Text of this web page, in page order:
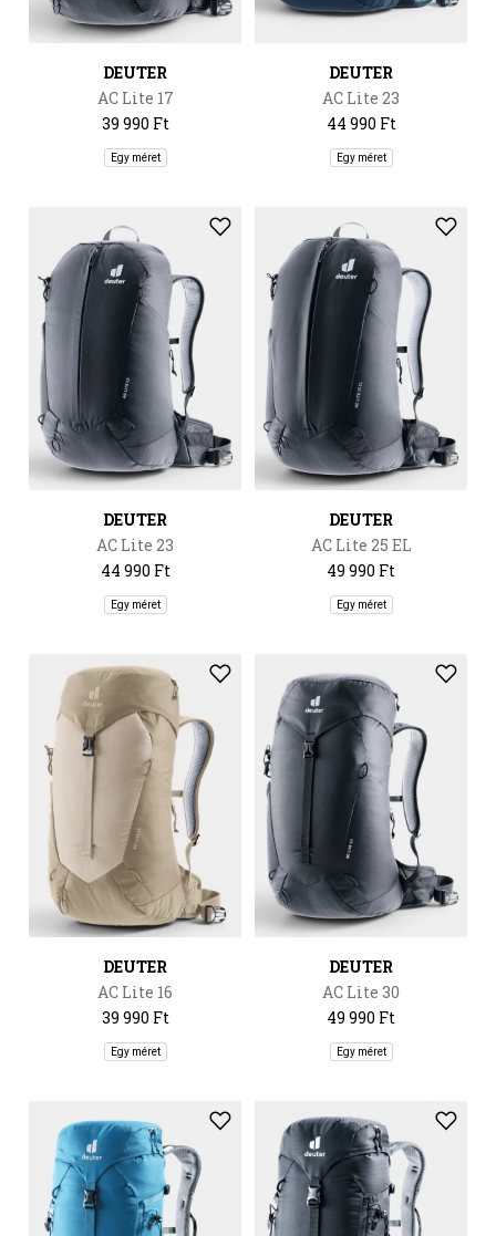
DEUTER
AC Lite 17
39 990 Ft
Egy méret
DEUTER
AC Lite 23
44 990 Ft
Egy méret
DEUTER
AC Lite 23
44 990 Ft
Egy méret
DEUTER
AC Lite 25 EL
49 990 Ft
Egy méret
DEUTER
AC Lite 16
39 990 Ft
Egy méret
DEUTER
AC Lite 30
49 990 Ft
Egy méret